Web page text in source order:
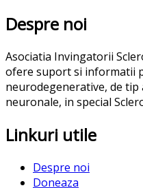
Despre noi
Asociatia Invingatorii
ofere suport si informatii
neurodegenerative, de
neuronale, in special
Linkuri utile
Despre noi
Doneaza